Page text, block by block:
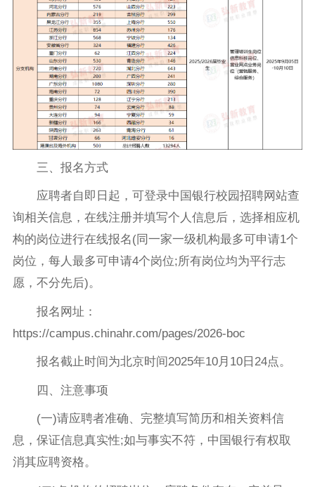
三、报名方式
应聘者自即日起，可登录中国银行校园招聘网站查
询相关信息，在线注册并填写个人信息后，选择相应机
构的岗位进行在线报名(同一家一级机构最多可申请1个
岗位，每人最多可申请4个岗位;所有岗位均为平行志
愿，不分先后)。
报名网址：
https://campus.chinahr.com/pages/2026-boc
报名截止时间为北京时间2025年10月10日24点。
四、注意事项
(一)请应聘者准确、完整填写简历和相关资料信
息，保证信息真实性;如与事实不符，中国银行有权取
消其应聘资格。